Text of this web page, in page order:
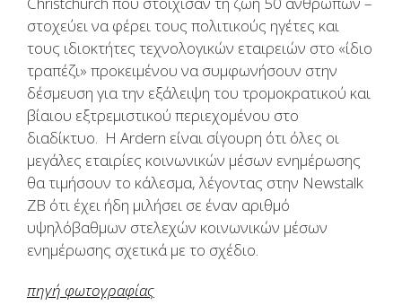
στοχεύει να φέρει τους πολιτικούς ηγέτες και
τους ιδιοκτήτες τεχνολογικών εταιρειών στο «ίδιο
τραπέζι» προκειμένου να συμφωνήσουν στην
δέσμευση για την εξάλειψη του τρομοκρατικού και
βίαιου εξτρεμιστικού περιεχομένου στο
διαδίκτυο. Η Ardern είναι σίγουρη ότι όλες οι
μεγάλες εταιρίες κοινωνικών μέσων ενημέρωσης
θα τιμήσουν το κάλεσμα, λέγοντας στην Newstalk
ZB ότι έχει ήδη μιλήσει σε έναν αριθμό
υψηλόβαθμων στελεχών κοινωνικών μέσων
ενημέρωσης σχετικά με το σχέδιο.
πηγή φωτογραφίας